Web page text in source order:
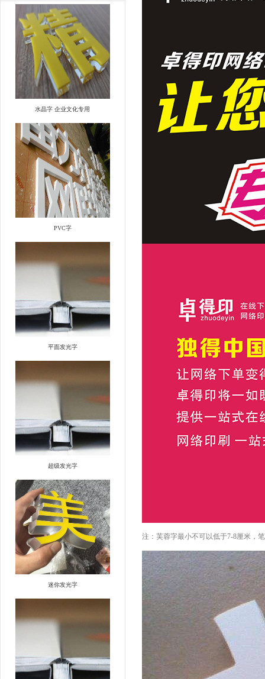
水晶字 企业文化专用
PVC字
平面发光字
超级发光字
迷你发光字
注：芙蓉字最小不可以低于7-8厘米，